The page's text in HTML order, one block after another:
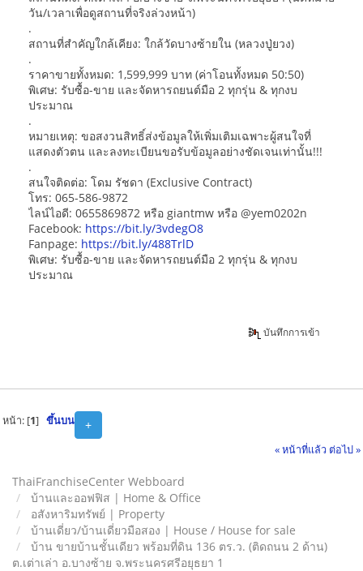
วัน/เวลาเพื่อดูสถานที่จริงล่วงหน้า)
.
สถานที่สำคัญใกล้เคียง: ใกล้วัดบางซ้ายใน (หลวงปู่ยวง)
.
ราคาขายทั้งหมด: 1,599,999 บาท (ค่าโอนทั้งหมด 50:50)
พิเศษ: รับซื้อ-ขาย และจัดหารถยนต์มือ 2 ทุกรุ่น & ทุกงบ
ประมาณ
.
หมายเหตุ: ขอสงวนสิทธิ์ส่งข้อมูลให้เพิ่มเติมเฉพาะผู้สนใจที่
แสดงตัวตน และลงทะเบียนขอรับข้อมูลอย่างชัดเจนเท่านั้น!!!
.
สนใจติดต่อ: โดม รัชดา (Exclusive Contract)
โทร: 065-586-9872
ไลน์ไอดี: 0655869872 หรือ giantmw หรือ @yem0202n
Facebook: https://bit.ly/3vdegO8
Fanpage: https://bit.ly/488TrlD
พิเศษ: รับซื้อ-ขาย และจัดหารถยนต์มือ 2 ทุกรุ่น & ทุกงบ
ประมาณ
บันทึกการเข้า
+
หน้า: [1] ขึ้นบน
« หน้าที่แล้ว ต่อไป »
ThaiFranchiseCenter Webboard
บ้านและออฟฟิส | Home & Office
อสังหาริมทรัพย์ | Property
บ้านเดี่ยว/บ้านเดี่ยวมือสอง | House / House for sale
บ้าน ขายบ้านชั้นเดียว พร้อมที่ดิน 136 ตร.ว. (ติดถนน 2 ด้าน)
ต.เต่าเล่า อ.บางซ้าย จ.พระนครศรีอยุธยา 1